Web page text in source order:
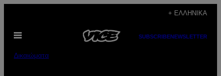
περιεχόμενο
+ ΕΛΛΗΝΙΚΆ
Ανοίξτε
SUBSCRIBENEWSLETTER
Δικαιώματα